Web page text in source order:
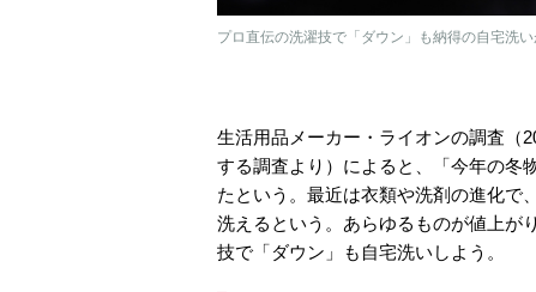
プロ直伝の洗濯技で「ダウン」も納得の自宅洗
生活用品メーカー・ライオンの調査（
する調査より）によると、「今年の冬
たという。最近は衣類や洗剤の進化で
洗えるという。あらゆるものが値上が
技で「ダウン」も自宅洗いしよう。